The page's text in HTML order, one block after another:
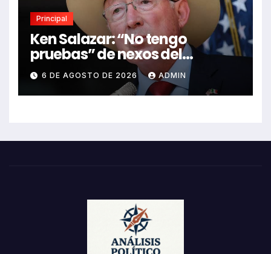
Principal
Ken Salazar: “No tengo
pruebas” de nexos del
Gobierno de México con el
narco
6 DE AGOSTO DE 2026 ADMIN